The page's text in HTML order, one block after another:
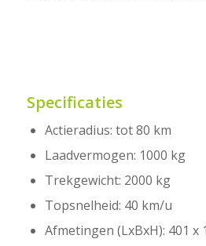
Specificaties
Actieradius: tot 80 km
Laadvermogen: 1000 kg
Trekgewicht: 2000 kg
Topsnelheid: 40 km/u
Afmetingen (LxBxH): 401 x